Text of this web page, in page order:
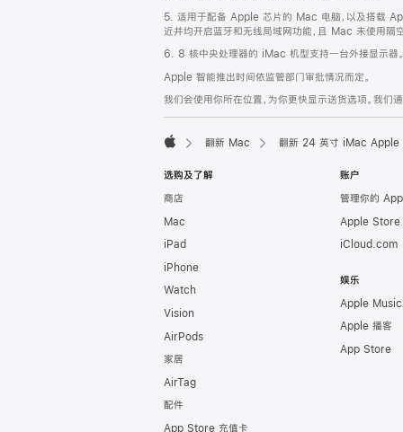
5. 适用于配备 Apple 芯片的 Mac 电脑，以及搭载
近并均开启蓝牙和无线局域网功能，且 Mac 未使用
6. 8 核中央处理器的 iMac 机型支持一台外接显示器
Apple 智能推出时间依监管部门审批情况而定。
我们会使用你所在位置，为你更快显示送货选项。我
翻新 Mac 翻新 24 英寸 iMac Apple
选购及了解
商店
Mac
iPad
iPhone
Watch
Vision
AirPods
家居
AirTag
配件
App Store 充值卡
账户
管理你的
Apple Store
iCloud.com
娱乐
Apple Music
Apple 播客
App Store